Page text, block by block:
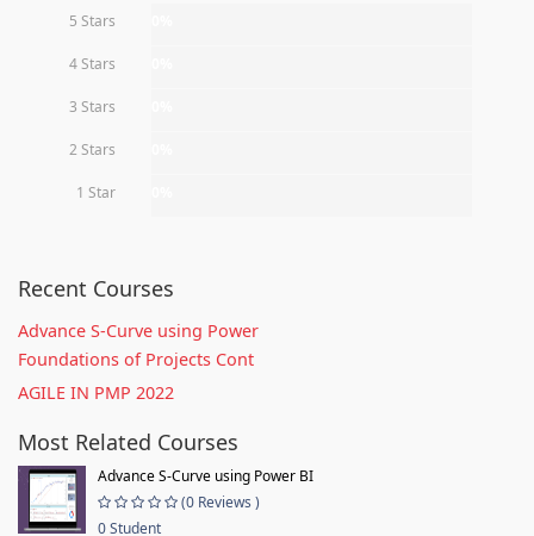
5 Stars
4 Stars
3 Stars
2 Stars
1 Star
Recent Courses
Advance S-Curve using Power
Foundations of Projects Cont
AGILE IN PMP 2022
Most Related Courses
Advance S-Curve using Power BI
(0 Reviews )
0 Student